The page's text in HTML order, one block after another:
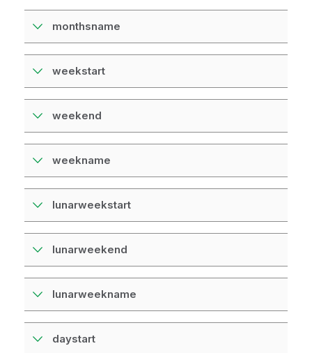
monthsname
weekstart
weekend
weekname
lunarweekstart
lunarweekend
lunarweekname
daystart